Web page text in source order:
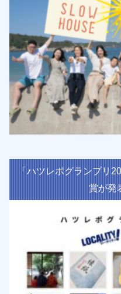
「ハツレポグランプリ
賞が発